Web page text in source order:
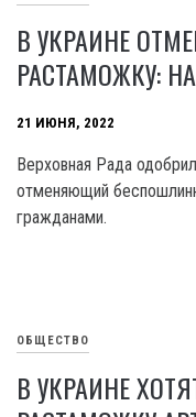
В УКРАИНЕ
РАСТАМОЖКУ:
21 ИЮНЯ, 2022
Верховная Рада
отменяющий
гражданами.
ОБЩЕСТВО
В УКРАИНЕ